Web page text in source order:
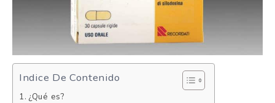
Indice De Contenido
¿Qué es?